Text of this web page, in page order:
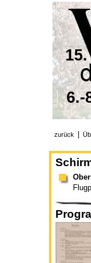
15.
6.-
zurück